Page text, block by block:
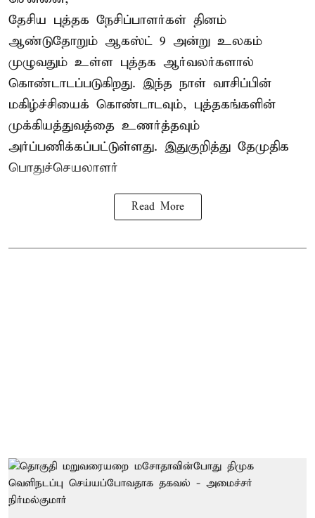
தேசிய புத்தக நேசிப்பாளர்கள் தினம்
ஆண்டுதோறும் ஆகஸ்ட் 9 அன்று உலகம்
முழுவதும் உள்ள புத்தக ஆர்வலர்களால்
கொண்டாடப்படுகிறது. இந்த நாள் வாசிப்பின்
மகிழ்ச்சியைக் கொண்டாடவும், புத்தகங்களின்
முக்கியத்துவத்தை உணர்த்தவும்
அர்ப்பணிக்கப்பட்டுள்ளது. இதுகுறித்து தேமுதிக
பொதுச்செயலாளர்
Read More